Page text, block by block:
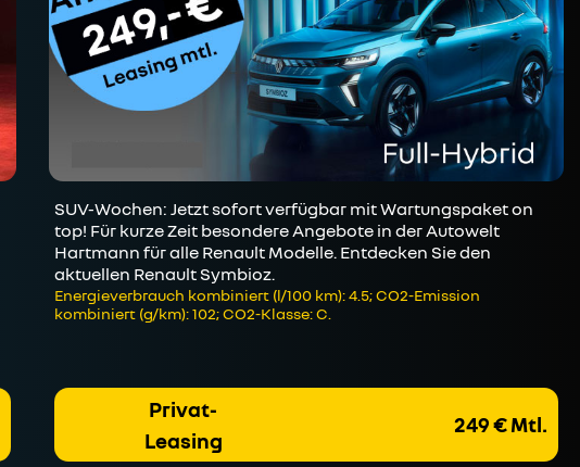
SUV-Wochen: Jetzt sofort verfügbar mit Wartungspaket on
top! Für kurze Zeit besondere Angebote in der Autowelt
Hartmann für alle Renault Modelle. Entdecken Sie den
aktuellen Renault Symbioz.
Energieverbrauch kombiniert (l/100 km): 4.5; CO2-Emission
kombiniert (g/km): 102; CO2-Klasse: C.
Privat-
Leasing
249 € Mtl.